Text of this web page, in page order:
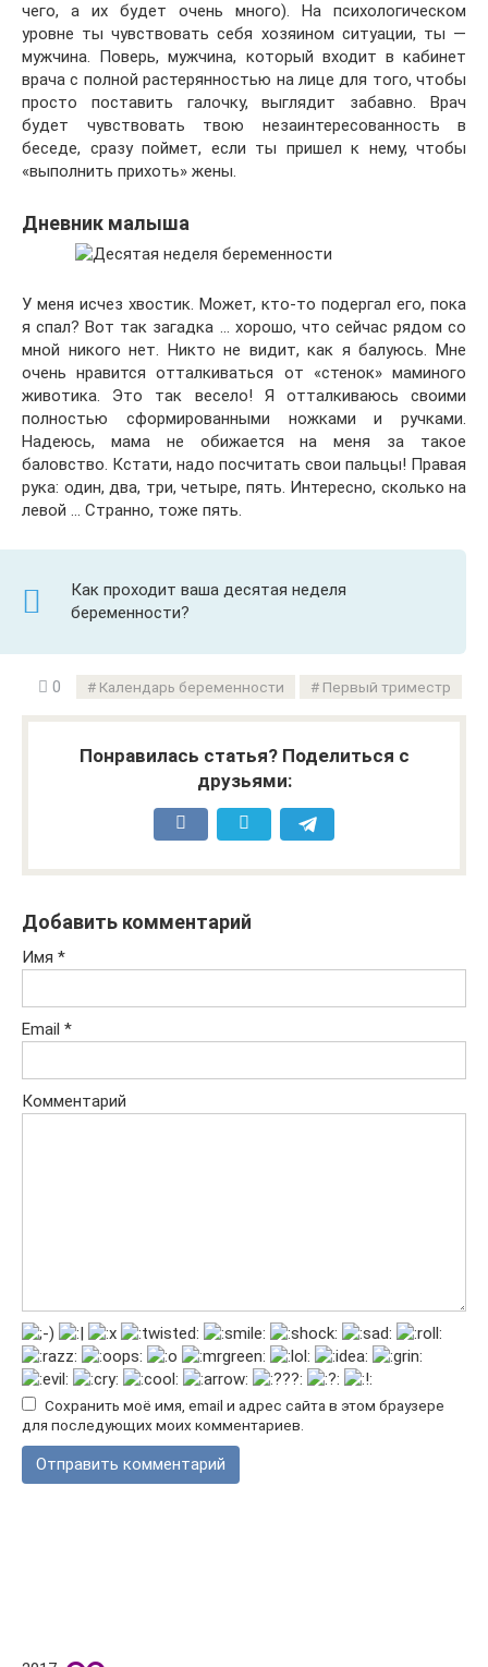
чего, а их будет очень много). На психологическом
уровне ты чувствовать себя хозяином ситуации, ты —
мужчина. Поверь, мужчина, который входит в кабинет
врача с полной растерянностью на лице для того, чтобы
просто поставить галочку, выглядит забавно. Врач
будет чувствовать твою незаинтересованность в
беседе, сразу поймет, если ты пришел к нему, чтобы
«выполнить прихоть» жены.
Дневник малыша
У меня исчез хвостик. Может, кто-то подергал его, пока
я спал? Вот так загадка … хорошо, что сейчас рядом со
мной никого нет. Никто не видит, как я балуюсь. Мне
очень нравится отталкиваться от «стенок» маминого
животика. Это так весело! Я отталкиваюсь своими
полностью сформированными ножками и ручками.
Надеюсь, мама не обижается на меня за такое
баловство. Кстати, надо посчитать свои пальцы! Правая
рука: один, два, три, четыре, пять. Интересно, сколько на
левой … Странно, тоже пять.
Как проходит ваша десятая неделя
беременности?
0 Календарь беременности Первый триместр
Понравилась статья? Поделиться с
друзьями:
Добавить комментарий
Имя *
Email *
Комментарий
Сохранить моё имя, email и адрес сайта в этом браузере
для последующих моих комментариев.